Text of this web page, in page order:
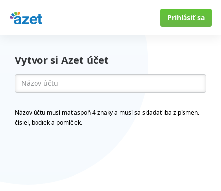
Prihlásiť sa
Vytvor si Azet účet
Názov účtu musí mať aspoň 4 znaky a musí sa skladať iba z písmen,
čísiel, bodiek a pomlčiek.